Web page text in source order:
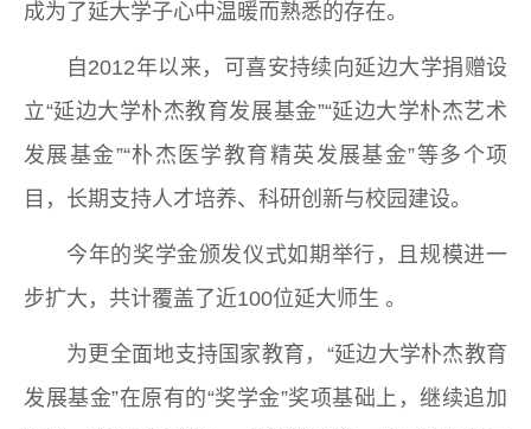
成为了延大学子心中温暖而熟悉的存在。
自2012年以来，可喜安持续向延边大学捐赠设
立“延边大学朴杰教育发展基金”“延边大学朴杰艺术
发展基金”“朴杰医学教育精英发展基金”等多个项
目，长期支持人才培养、科研创新与校园建设。
今年的奖学金颁发仪式如期举行，且规模进一
步扩大，共计覆盖了近100位延大师生 。
为更全面地支持国家教育，“延边大学朴杰教育
发展基金”在原有的“奖学金”奖项基础上，继续追加